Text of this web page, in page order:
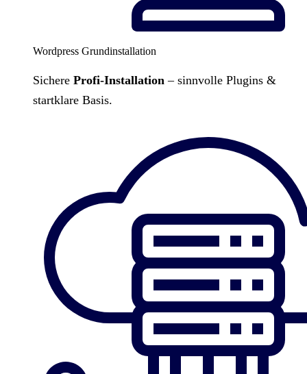
Wordpress Grundinstallation
Sichere Profi-Installation – sinnvolle Plugins &
startklare Basis.